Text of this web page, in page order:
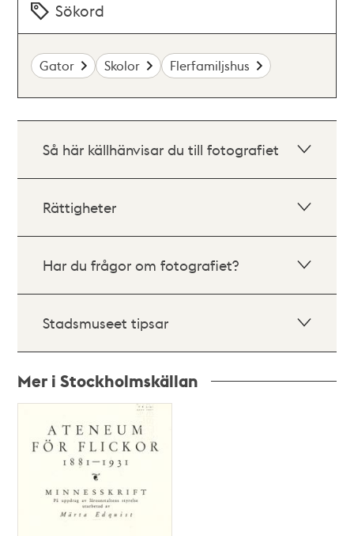
Sökord
Gator Skolor Flerfamiljshus
Så här källhänvisar du till fotografiet
Rättigheter
Har du frågor om fotografiet?
Stadsmuseet tipsar
Mer i Stockholmskällan
poster
och